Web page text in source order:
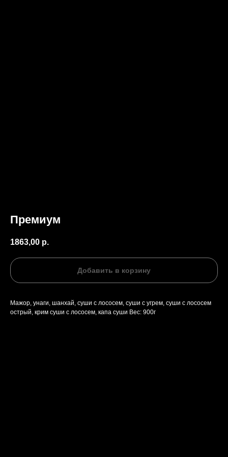
Премиум
1863,00 р.
Добавить в корзину
Мажор, унаги, шанхай, суши с лососем, суши с угрем, суши с лососем
острый, крим суши с лососем, капа суши Вес: 900г